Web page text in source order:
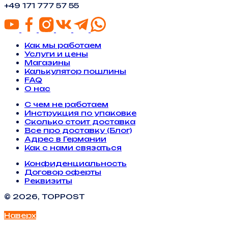
+49 171 777 57 55
Как мы работаем
Услуги и цены
Магазины
Калькулятор пошлины
FAQ
О нас
С чем не работаем
Инструкция по упаковке
Сколько стоит доставка
Все про доставку (Блог)
Адрес в Германии
Как с нами связаться
Конфиденциальность
Договор оферты
Реквизиты
© 2026, TOPPOST
Наверх